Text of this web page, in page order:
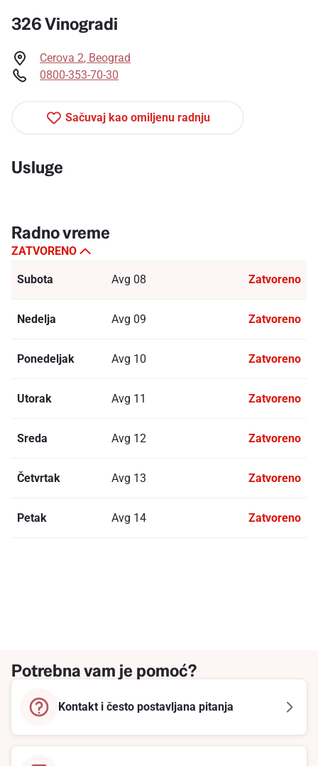
Sačuvaj kao omiljenu radnju
326 Vinogradi
Cerova 2, Beograd
0800-353-70-30
Usluge
Radno vreme
ZATVORENO
Subota Avg 08 Zatvoreno
Nedelja Avg 09 Zatvoreno
Ponedeljak Avg 10 Zatvoreno
Utorak Avg 11 Zatvoreno
Sreda Avg 12 Zatvoreno
Četvrtak Avg 13 Zatvoreno
Petak Avg 14 Zatvoreno
Potrebna vam je pomoć?
Kontakt i često postavljana pitanja